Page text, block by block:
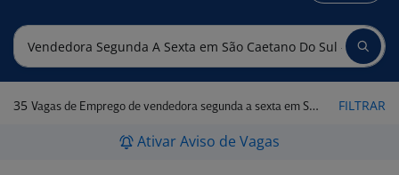
35 Vagas de Emprego de vendedora segunda a sexta em São Caetano do Sul - SP FILTRAR
Ativar Aviso de Vagas